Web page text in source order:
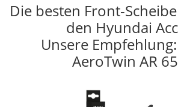
Die besten Front-
den Hyundai
Unsere Empfehlung:
AeroTwin AR